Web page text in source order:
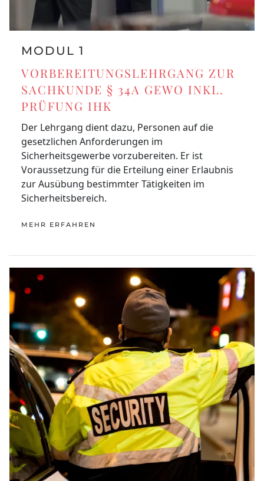
MODUL 1
VORBEREITUNGSLEHRGANG ZUR
SACHKUNDE § 34A GEWO INKL.
PRÜFUNG IHK
Der Lehrgang dient dazu, Personen auf die
gesetzlichen Anforderungen im
Sicherheitsgewerbe vorzubereiten. Er ist
Voraussetzung für die Erteilung einer Erlaubnis
zur Ausübung bestimmter Tätigkeiten im
Sicherheitsbereich.
MEHR ERFAHREN